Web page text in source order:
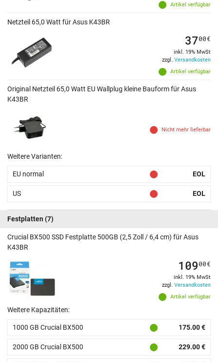
Artikel verfügbar
Netzteil 65,0 Watt für Asus K43BR
Artikel verfügbar
3700€
inkl. 19% MwSt
zzgl. Versandkosten
Original Netzteil 65,0 Watt EU Wallplug kleine Bauform für Asus
K43BR
Nicht mehr lieferbar
Weitere Varianten:
EU normal EOL
US EOL
Festplatten (7)
Crucial BX500 SSD Festplatte 500GB (2,5 Zoll / 6,4 cm) für Asus
K43BR
Artikel verfügbar
10900€
inkl. 19% MwSt
zzgl. Versandkosten
Weitere Kapazitäten:
1000 GB Crucial BX500 175.00 €
2000 GB Crucial BX500 229.00 €